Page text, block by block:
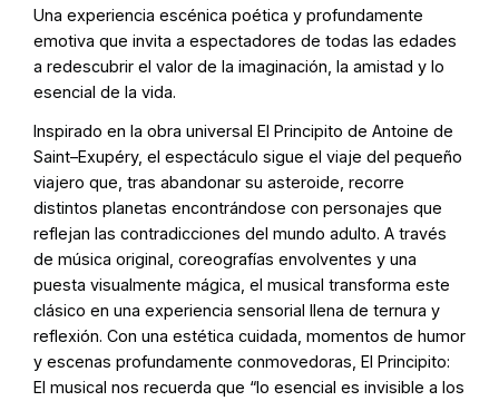
Una experiencia escénica poética y profundamente
emotiva que invita a espectadores de todas las edades
a redescubrir el valor de la imaginación, la amistad y lo
esencial de la vida.
Inspirado en la obra universal El Principito de Antoine de
Saint–Exupéry, el espectáculo sigue el viaje del pequeño
viajero que, tras abandonar su asteroide, recorre
distintos planetas encontrándose con personajes que
reflejan las contradicciones del mundo adulto. A través
de música original, coreografías envolventes y una
puesta visualmente mágica, el musical transforma este
clásico en una experiencia sensorial llena de ternura y
reflexión. Con una estética cuidada, momentos de humor
y escenas profundamente conmovedoras, El Principito:
El musical nos recuerda que “lo esencial es invisible a los